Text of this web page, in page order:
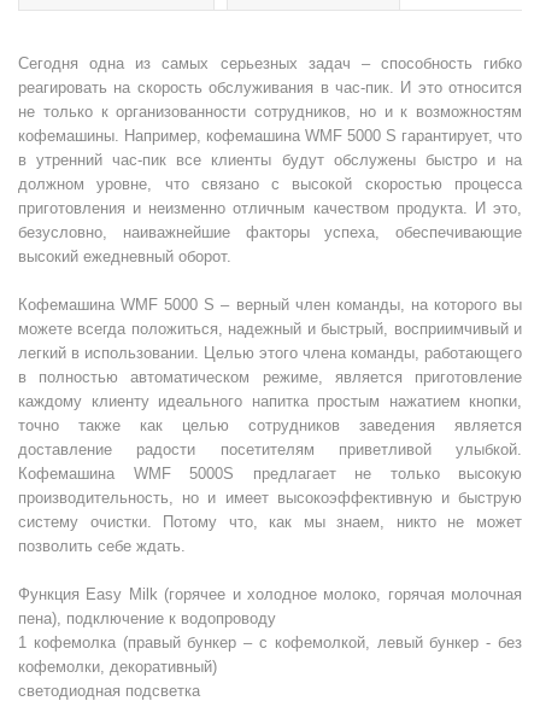
Сегодня одна из самых серьезных задач – способность гибко
реагировать на скорость обслуживания в час-пик. И это относится
не только к организованности сотрудников, но и к возможностям
кофемашины. Например, кофемашина WMF 5000 S гарантирует, что
в утренний час-пик все клиенты будут обслужены быстро и на
должном уровне, что связано с высокой скоростью процесса
приготовления и неизменно отличным качеством продукта. И это,
безусловно, наиважнейшие факторы успеха, обеспечивающие
высокий ежедневный оборот.
Кофемашина WMF 5000 S – верный член команды, на которого вы
можете всегда положиться, надежный и быстрый, восприимчивый и
легкий в использовании. Целью этого члена команды, работающего
в полностью автоматическом режиме, является приготовление
каждому клиенту идеального напитка простым нажатием кнопки,
точно также как целью сотрудников заведения является
доставление радости посетителям приветливой улыбкой.
Кофемашина WMF 5000S предлагает не только высокую
производительность, но и имеет высокоэффективную и быструю
систему очистки. Потому что, как мы знаем, никто не может
позволить себе ждать.
Функция Easy Milk (горячее и холодное молоко, горячая молочная
пена), подключение к водопроводу
1 кофемолка (правый бункер – с кофемолкой, левый бункер - без
кофемолки, декоративный)
светодиодная подсветка